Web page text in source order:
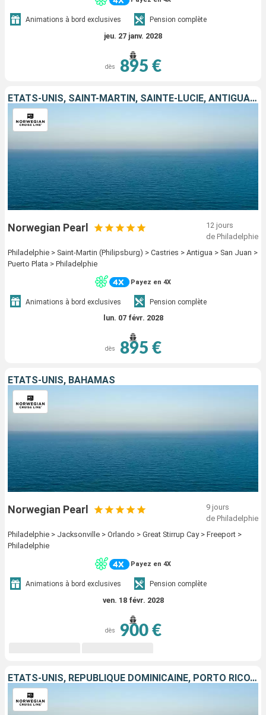
Animations à bord exclusives Pension complète
jeu. 27 janv. 2028
dès 895 €
ÉTATS-UNIS, SAINT-MARTIN, SAINTE-LUCIE, ANTIGUA-ET-BARBUDA, PORTO RICO, RÉPUBLIQUE DOMINICAINE
Norwegian Pearl
12 jours
de Philadelphie
Philadelphie > Saint-Martin (Philipsburg) > Castries > Antigua > San Juan >
Puerto Plata > Philadelphie
Payez en 4X
Animations à bord exclusives Pension complète
lun. 07 févr. 2028
dès 895 €
ÉTATS-UNIS, BAHAMAS
Norwegian Pearl
9 jours
de Philadelphie
Philadelphie > Jacksonville > Orlando > Great Stirrup Cay > Freeport >
Philadelphie
Payez en 4X
Animations à bord exclusives Pension complète
ven. 18 févr. 2028
dès 900 €
ÉTATS-UNIS, RÉPUBLIQUE DOMINICAINE, PORTO RICO, ANTIGUA-ET-BARBUDA, SAINT-MARTIN